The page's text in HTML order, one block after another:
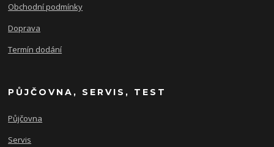
Obchodní podmínky
Doprava
Termín dodání
PŮJČOVNA, SERVIS, TEST
Půjčovna
Servis